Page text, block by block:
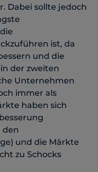
Dabei sollte jedoch
ist, da
und die
der zweiten
Unternehmen
immer als
haben sich
den
und die Märkte
zu Schocks